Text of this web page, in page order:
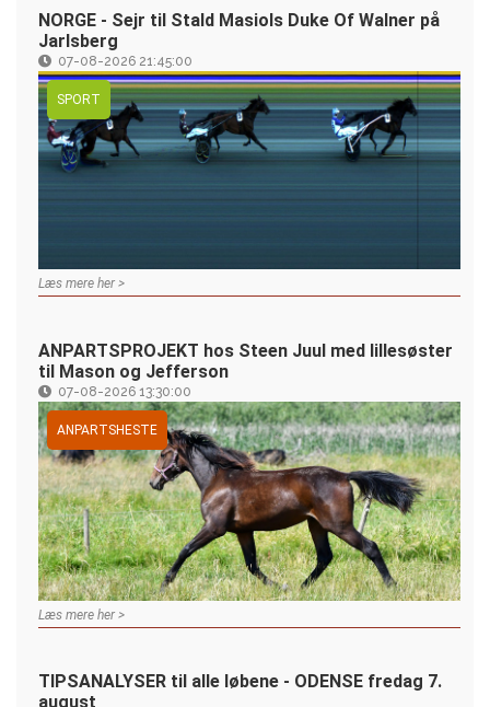
NORGE - Sejr til Stald Masiols Duke Of Walner på
Jarlsberg
07-08-2026 21:45:00
SPORT
Læs mere her >
ANPARTSPROJEKT hos Steen Juul med lillesøster
til Mason og Jefferson
07-08-2026 13:30:00
ANPARTSHESTE
Læs mere her >
TIPSANALYSER til alle løbene - ODENSE fredag 7.
august